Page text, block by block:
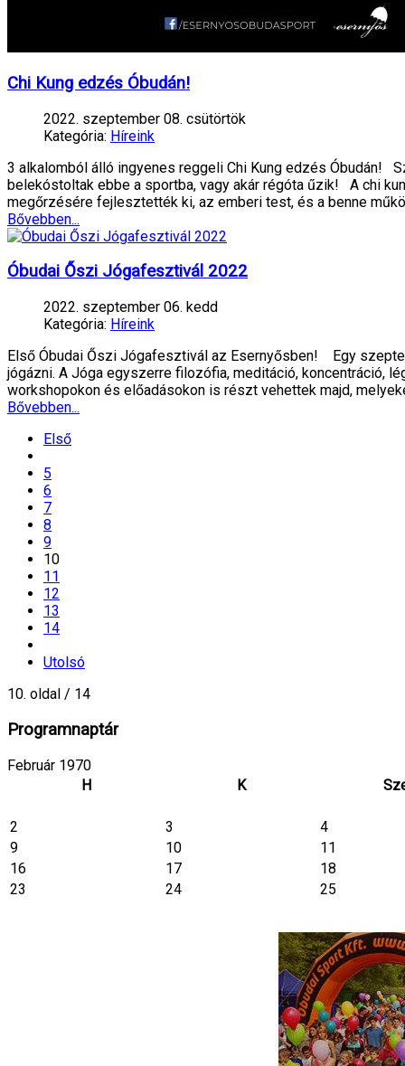
Chi Kung edzés Óbudán!
2022. szeptember 08. csütörtök
Kategória: Híreink
3 alkalomból álló ingyenes reggeli Chi Kung edzés Óbudán!
belekóstoltak ebbe a sportba, vagy akár régóta űzik! A chi
megőrzésére fejlesztették ki, az emberi test, és a benne
Bővebben...
Óbudai Őszi Jógafesztivál 2022
2022. szeptember 06. kedd
Kategória: Híreink
Első Óbudai Őszi Jógafesztivál az Esernyősben! Egy
jógázni. A Jóga egyszerre filozófia, meditáció, koncentráció,
workshopokon és előadásokon is részt vehettek majd,
Bővebben...
Első
5
6
7
8
9
10
11
12
13
14
Utolsó
10. oldal / 14
Programnaptár
Február 1970
H
K
2 3
4
9
10
11
16
17
18
23
24 25